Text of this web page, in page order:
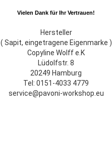
Vielen Dank für Ihr Vertrauen!
Hersteller
( Sapit, eingetragene Eigenmarke )
Copyline Wolff e.K
Lüdolfstr. 8
20249 Hamburg
Tel: 0151-4033 4779
service@pavoni-workshop.eu